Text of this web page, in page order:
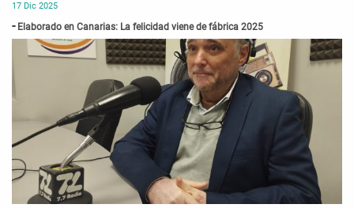
17 Dic 2025
Elaborado en Canarias: La felicidad viene de fábrica 2025